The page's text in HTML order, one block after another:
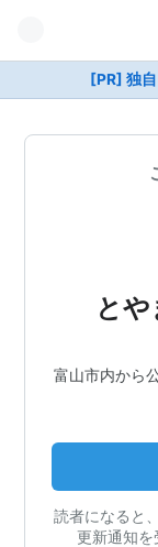
[PR] 独
と
富山市内から
読者になると
更新通知を